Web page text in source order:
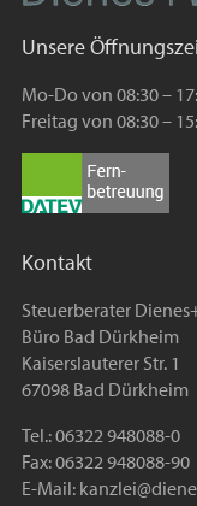
Unsere
Mo-Do von 08:30 –
Freitag von 08:30 –
Kontakt
Steuerberater
Büro Bad Dürkheim
Kaiserslauterer Str. 1
67098 Bad Dürkheim
Tel.: 06322 948088-0
Fax: 06322 948088-90
E-Mail: